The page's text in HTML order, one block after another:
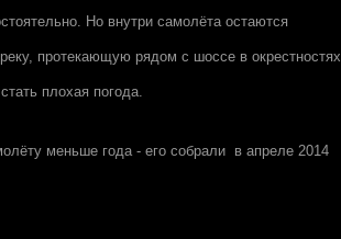
Но внутри самолёта остаются
протекающую рядом с шоссе в окрестностях
плохая погода.
меньше года - его собрали в апреле 2014